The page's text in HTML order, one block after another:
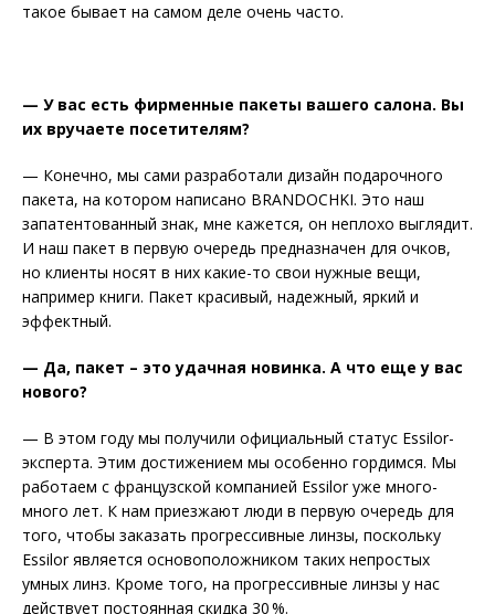
такое бывает на самом деле очень часто.
— У вас есть фирменные пакеты вашего салона. Вы
их вручаете посетителям?
— Конечно, мы сами разработали дизайн подарочного
пакета, на котором написано BRANDOCHKI. Это наш
запатентованный знак, мне кажется, он неплохо выглядит.
И наш пакет в первую очередь предназначен для очков,
но клиенты носят в них какие-то свои нужные вещи,
например книги. Пакет красивый, надежный, яркий и
эффектный.
— Да, пакет – это удачная новинка. А что еще у вас
нового?
— В этом году мы получили официальный статус Essilor-
эксперта. Этим достижением мы особенно гордимся. Мы
работаем с французской компанией Essilor уже много-
много лет. К нам приезжают люди в первую очередь для
того, чтобы заказать прогрессивные линзы, поскольку
Essilor является основоположником таких непростых
умных линз. Кроме того, на прогрессивные линзы у нас
действует постоянная скидка 30 %.